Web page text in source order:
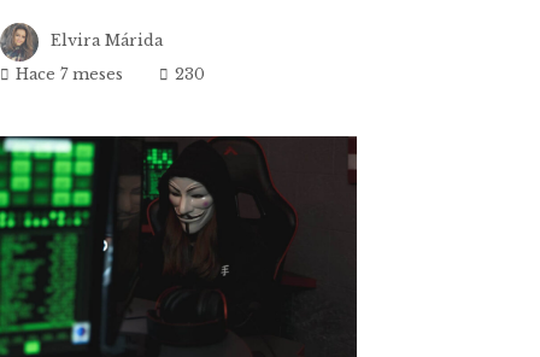
Elvira Márida
Hace 7 meses
230